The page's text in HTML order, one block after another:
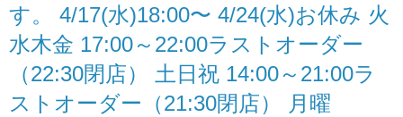
す。 4/17(水)18:00〜 4/24(水)お休み 火
水木金 17:00～22:00ラストオーダー
（22:30閉店） 土日祝 14:00～21:00ラ
ストオーダー（21:30閉店） 月曜